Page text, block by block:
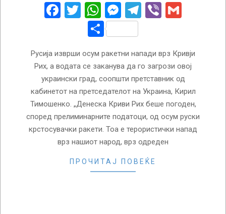
Facebook
Twitter
WhatsApp
Messenger
Telegram
Viber
Share
Русија изврши осум ракетни напади врз Кривји
Рих, а водата се заканува да го загрози овој
украински град, соопшти претставник од
кабинетот на претседателот на Украина, Кирил
Тимошенко. „Денеска Криви Рих беше погоден,
според прелиминарните податоци, од осум руски
крстосувачки ракети. Тоа е терористички напад
врз нашиот народ, врз одреден
ПРОЧИТАЈ ПОВЕЌЕ